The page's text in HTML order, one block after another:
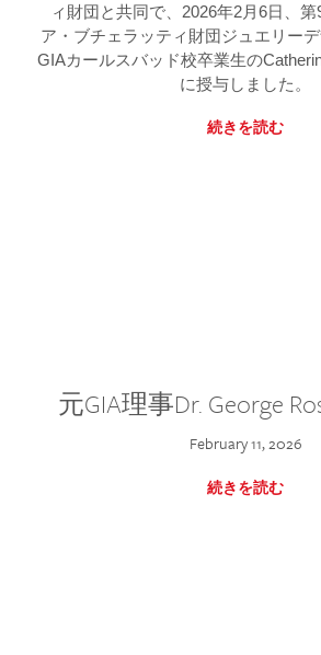
ィ財団と共同で、2026年2月6日、第
ア・ブチェラッティ財団ジュエリー
GIAカールスバッド校卒業生の
に授与しました。
続きを読む
元GIA理事Dr. George
February 11, 2026
続きを読む